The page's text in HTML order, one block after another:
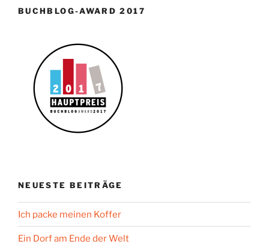
BUCHBLOG-AWARD 2017
NEUESTE BEITRÄGE
Ich packe meinen Koffer
Ein Dorf am Ende der Welt